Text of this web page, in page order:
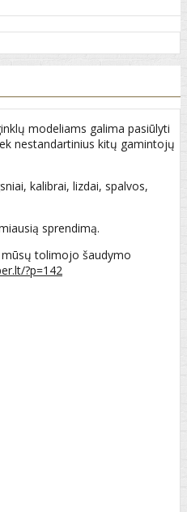
modeliams galima pasiūlyti
nestandartinius kitų gamintojų
kalibrai, lizdai, spalvos,
sprendimą.
tolimojo šaudymo
?p=142